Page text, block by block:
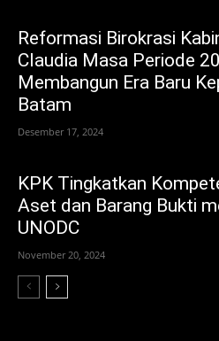
Reformasi Birokrasi
Claudia Masa Periode
Membangun Era Baru
Batam
Desember 17, 2024
KPK Tingkatkan
Aset dan Barang Bukti
UNODC
November 20, 2024